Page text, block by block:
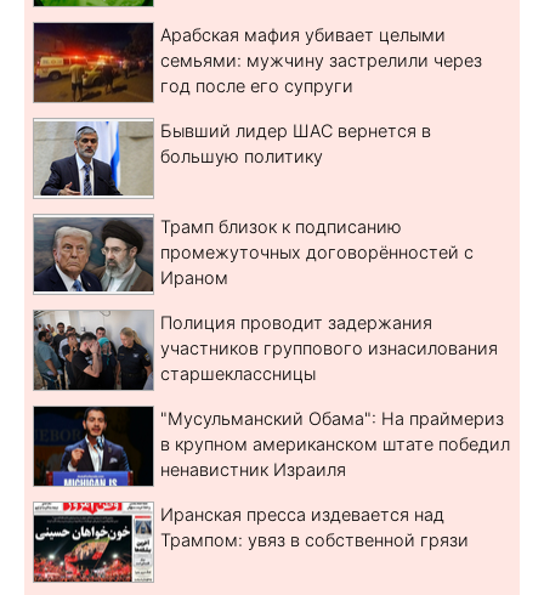
Арабская мафия убивает целыми
семьями: мужчину застрелили через
год после его супруги
Бывший лидер ШАС вернется в
большую политику
Трамп близок к подписанию
промежуточных договорённостей с
Ираном
Полиция проводит задержания
участников группового изнасилования
старшеклассницы
"Мусульманский Обама": На праймериз
в крупном американском штате победил
ненавистник Израиля
Иранская пресса издевается над
Трампом: увяз в собственной грязи